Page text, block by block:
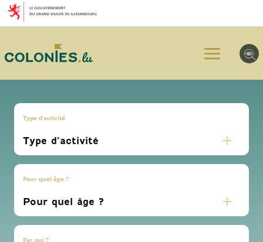
Aller
au
menu
Aller
au
contenu
Aller
au
pied
page
Type d’activité
Pour quel âge ?
Par qui ?